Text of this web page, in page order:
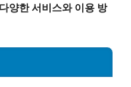
양한 서비스와 이용 방